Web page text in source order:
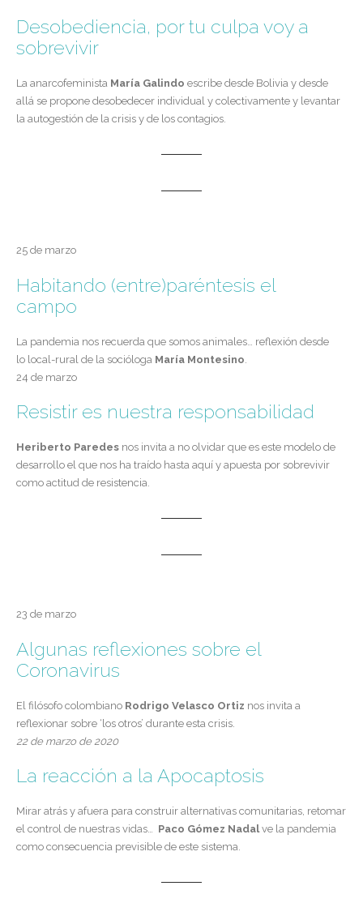
Desobediencia, por tu culpa voy a
sobrevivir
La anarcofeminista María Galindo escribe desde Bolivia y desde
allá se propone desobedecer individual y colectivamente y levantar
la autogestión de la crisis y de los contagios.
25 de marzo
Habitando (entre)paréntesis el
campo
La pandemia nos recuerda que somos animales… reflexión desde
lo local-rural de la socióloga María Montesino
24 de marzo
Resistir es nuestra responsabilidad
Heriberto Paredes nos invita a no olvidar que es este modelo de
desarrollo el que nos ha traído hasta aquí y apuesta por sobrevivir
como actitud de resistencia.
23 de marzo
Algunas reflexiones sobre el
Coronavirus
El filósofo colombiano Rodrigo Velasco Ortiz nos invita a
reflexionar sobre ‘los otros’ durante esta crisis.
22 de marzo de 2020
La reacción a la Apocaptosis
Mirar atrás y afuera para construir alternativas comunitarias, retomar
el control de nuestras vidas… Paco Gómez Nadalve la pandemia
como consecuencia previsible de este sistema.